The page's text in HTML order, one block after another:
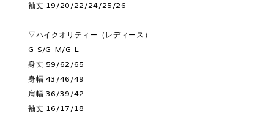
袖丈 19/20/22/24/25/26
▽ハイクオリティー（レディース）
G-S/G-M/G-L
身丈 59/62/65
身幅 43/46/49
肩幅 36/39/42
袖丈 16/17/18